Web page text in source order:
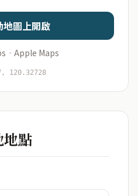
出生時辰
時分析，不會儲存於伺服器
地圖上開啟
· Apple Maps
120.32728
地點